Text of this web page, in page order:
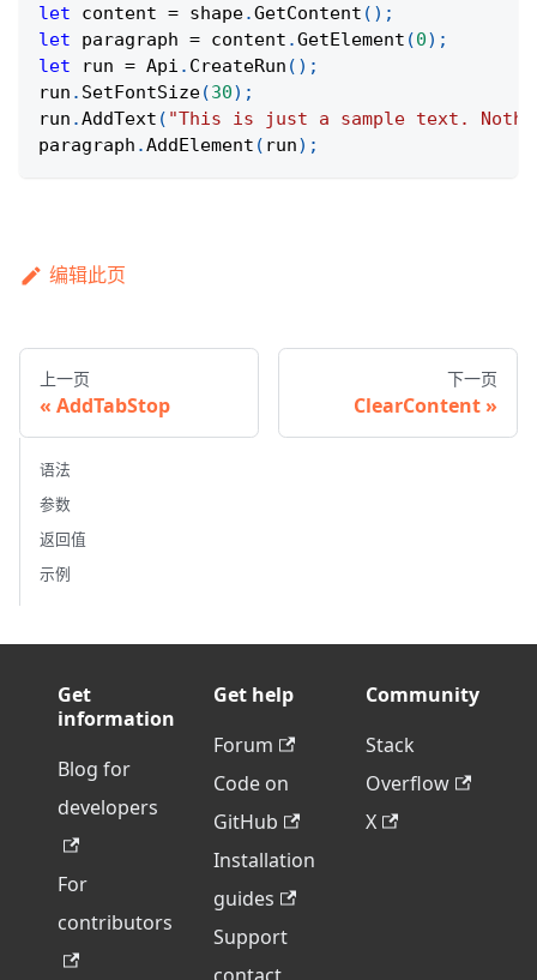
let content = shape.GetContent ( ) ;
let paragraph = content .GetElement (0) ;
let run = Api . CreateRun ( ) ;
run . SetFontSize(30) ;
run .AddText ( "This is just a sample text.
paragraph .AddElement ( run) ;
编辑此页
上一页
AddTabStop
下一页
ClearContent
语法
参数
返回值
示例
Get
information
Blog for
developers
For
contributors
Get help
Forum
Code on
GitHub
Installation
guides
Support
Community
Stack
Overflow
X